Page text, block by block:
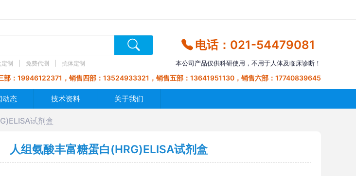
制 免费代测 抗体定制
电话：021-54479081
本公司产品仅供科研使用，不用于人体及临床诊断！
：19946122371，销售四部：13524933321，销售五部：13641951130，销售六部：17740839645
动态 技术资料 关于我们
试剂盒
人组氨酸丰富糖蛋白(HRG)ELISA试剂盒